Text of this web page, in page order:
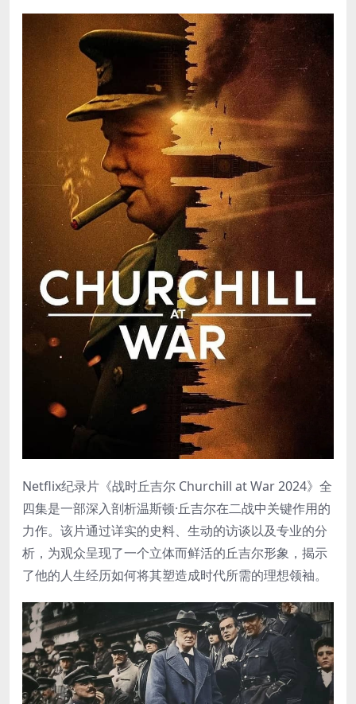
Netflix纪录片《战时丘吉尔 Churchill at War 2024》全
四集是一部深入剖析温斯顿·丘吉尔在二战中关键作用的
力作。该片通过详实的史料、生动的访谈以及专业的分
析，为观众呈现了一个立体而鲜活的丘吉尔形象，揭示
了他的人生经历如何将其塑造成时代所需的理想领袖。